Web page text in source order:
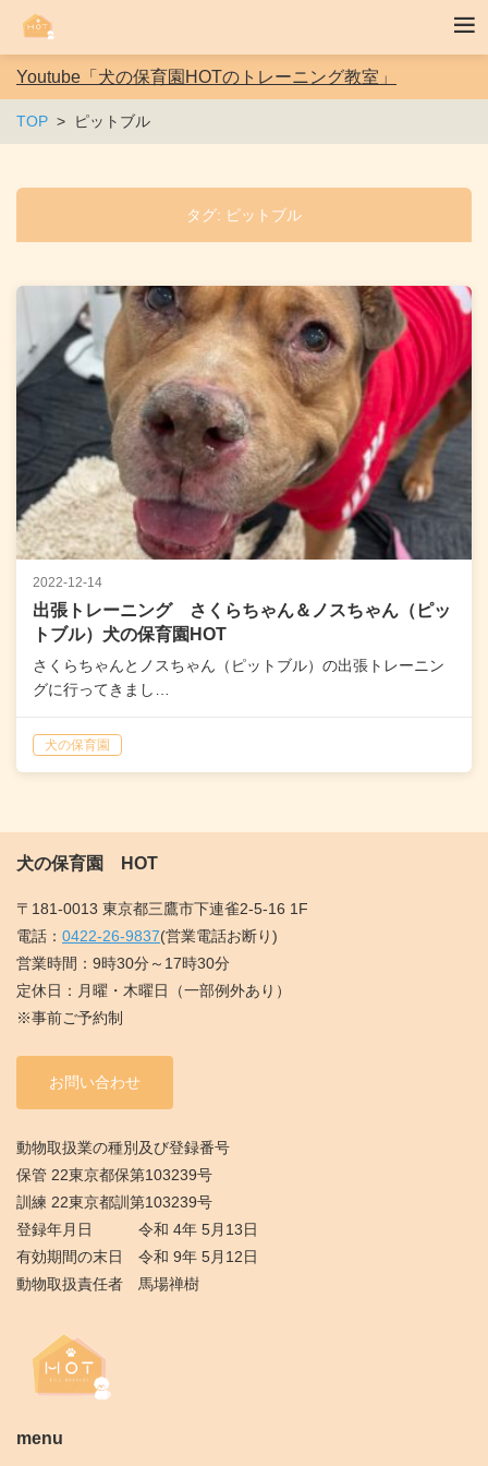
Youtube「犬の保育園HOTのトレーニング教室」
TOP ピットブル
タグ: ピットブル
2022-12-14
出張トレーニング さくらちゃん＆ノスちゃん（ピッ
トブル）犬の保育園HOT
さくらちゃんとノスちゃん（ピットブル）の出張トレーニン
グに行ってきまし…
犬の保育園
犬の保育園 HOT
〒181-0013 東京都三鷹市下連雀2-5-16 1F
電話： 0422-26-9837(営業電話お断り)
営業時間：9時30分～17時30分
定休日：月曜・木曜日（一部例外あり）
※事前ご予約制
お問い合わせ
動物取扱業の種別及び登録番号
保管 22東京都保第103239号
訓練 22東京都訓第103239号
登録年月日 令和 4年 5月13日
有効期間の末日 令和 9年 5月12日
動物取扱責任者 馬場禅樹
menu